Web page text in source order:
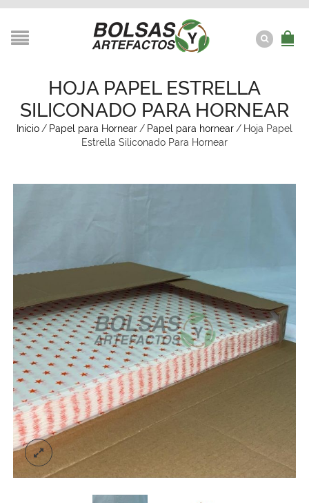
HOJA PAPEL ESTRELLA
SILICONADO PARA HORNEAR
Inicio / Papel para Hornear / Papel para hornear / Hoja Papel
Estrella Siliconado Para Hornear